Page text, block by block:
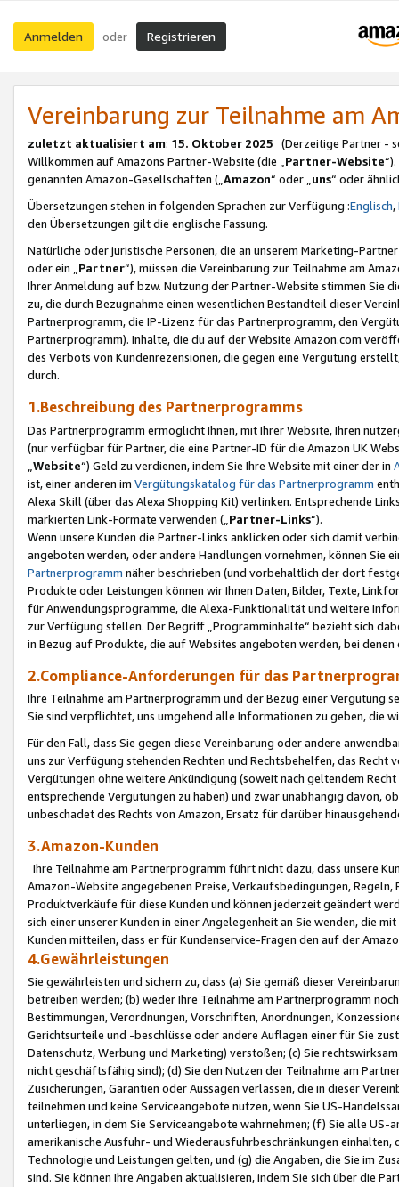
Anmelden oder Registrieren
Vereinbarung zur Teilnahme am
zuletzt aktualisiert am: 15. Oktober 2025 (Derzeitige Partner -
Willkommen auf Amazons Partner-Website (die „Partner-Website
genannten Amazon-Gesellschaften („Amazon“ oder „uns“ oder
Übersetzungen stehen in folgenden Sprachen zur Verfügung :Englisch,
den Übersetzungen gilt die englische Fassung.
Natürliche oder juristische Personen, die an unserem Marketing-
oder ein „Partner“), müssen die Vereinbarung zur Teilnahme am
Ihrer Anmeldung auf bzw. Nutzung der Partner-Website stimmen Sie
zu, die durch Bezugnahme einen wesentlichen Bestandteil dieser
Partnerprogramm, die IP-Lizenz für das Partnerprogramm, den
Partnerprogramm). Inhalte, die du auf der Website Amazon.com
des Verbots von Kundenrezensionen, die gegen eine Vergütung
durch.
1.Beschreibung des Partnerprogramms
Das Partnerprogramm ermöglicht Ihnen, mit Ihrer Website, Ihren
(nur verfügbar für Partner, die eine Partner-ID für die Amazon UK
Website“) Geld zu verdienen, indem Sie Ihre Website mit einer der in
ist, einer anderen im Vergütungskatalog für das Partnerprogramm
Alexa Skill (über das Alexa Shopping Kit) verlinken. Entsprechende
markierten Link-Formate verwenden („ Partner-Links“).
Wenn unsere Kunden die Partner-Links anklicken oder sich damit
angeboten werden, oder andere Handlungen vornehmen, können Sie
Partnerprogramm näher beschrieben (und vorbehaltlich der dort
Produkte oder Leistungen können wir Ihnen Daten, Bilder, Texte,
für Anwendungsprogramme, die Alexa-Funktionalität und weitere
zur Verfügung stellen. Der Begriff „Programminhalte“ bezieht sich
in Bezug auf Produkte, die auf Websites angeboten werden, bei
2.Compliance-Anforderungen für das
Ihre Teilnahme am Partnerprogramm und der Bezug einer Vergütung
Sie sind verpflichtet, uns umgehend alle Informationen zu geben, die
Für den Fall, dass Sie gegen diese Vereinbarung oder andere
uns zur Verfügung stehenden Rechten und Rechtsbehelfen, das
Vergütungen ohne weitere Ankündigung (soweit nach geltendem
entsprechende Vergütungen zu haben) und zwar unabhängig davon,
unbeschadet des Rechts von Amazon, Ersatz für darüber
3.Amazon-Kunden
Ihre Teilnahme am Partnerprogramm führt nicht dazu, dass unsere
Amazon-Website angegebenen Preise, Verkaufsbedingungen,
Produktverkäufe für diese Kunden und können jederzeit geändert
sich einer unserer Kunden in einer Angelegenheit an Sie wenden, die
Kunden mitteilen, dass er für Kundenservice-Fragen den auf der
4.Gewährleistungen
Sie gewährleisten und sichern zu, dass (a) Sie gemäß dieser
betreiben werden; (b) weder Ihre Teilnahme am Partnerprogramm
Bestimmungen, Verordnungen, Vorschriften, Anordnungen,
Gerichtsurteile und -beschlüsse oder andere Auflagen einer für Sie
Datenschutz, Werbung und Marketing) verstoßen; (c) Sie
nicht geschäftsfähig sind); (d) Sie den Nutzen der Teilnahme am
Zusicherungen, Garantien oder Aussagen verlassen, die in dieser
teilnehmen und keine Serviceangebote nutzen, wenn Sie US-
unterliegen, in dem Sie Serviceangebote wahrnehmen; (f) Sie alle
amerikanische Ausfuhr- und Wiederausfuhrbeschränkungen
Technologie und Leistungen gelten, und (g) die Angaben, die Sie im
sind. Sie können Ihre Angaben aktualisieren, indem Sie sich über die